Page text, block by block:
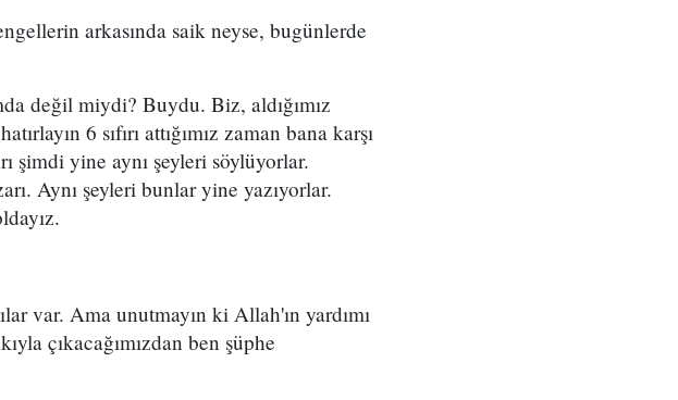
arkasında saik neyse, bugünlerde
değil miydi? Buydu. Biz, aldığımız
6 sıfırı attığımız zaman bana karşı
şimdi yine aynı şeyleri söylüyorlar.
Aynı şeyleri bunlar yine yazıyorlar.
var. Ama unutmayın ki Allah'ın yardımı
çıkacağımızdan ben şüphe